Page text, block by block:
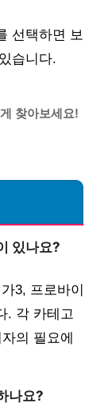
선택하면 보
습니다.
찾아보세요!
있나요?
3, 프로바이
. 각 카테고
의 필요에
나요?